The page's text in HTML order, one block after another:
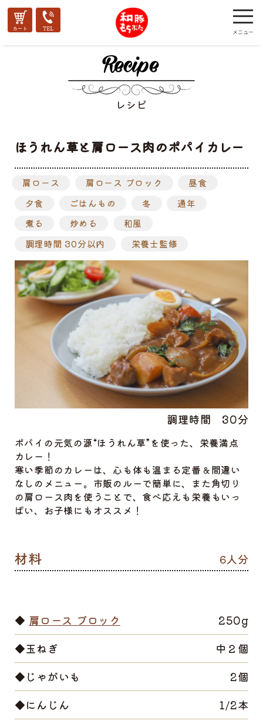
レシピ
ほうれん草と肩ロース肉のポパイカレー
肩ロース 肩ロース ブロック
昼食
夕食
ごはんもの 冬
通年
煮る
炒める
和風
調理時間 30分以内
栄養士監修
調理時間 30分
ポパイの元気の源“ほうれん草”を使った、栄養満点
カレー！
寒い季節のカレーは、心も体も温まる定番＆間違い
なしのメニュー。市販のルーで簡単に、また角切り
の肩ロース肉を使うことで、食べ応えも栄養もいっ
ぱい、お子様にもオススメ！
6人分
◆ 肩ロース ブロック
250g
◆玉ねぎ
中２個
◆じゃがいも
2個
◆にんじん
1/2本